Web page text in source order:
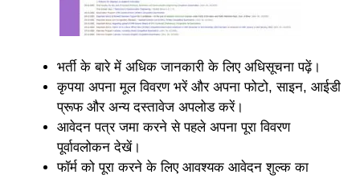
भर्ती के बारे में अधिक जानकारी के लिए अधिसूचना पढ़ें।
कृपया अपना मूल विवरण भरें और अपना फोटो, साइन, आईडी
प्रूफ और अन्य दस्तावेज अपलोड करें।
आवेदन पत्र जमा करने से पहले अपना पूरा विवरण
पूर्वावलोकन देखें।
फॉर्म को पूरा करने के लिए आवश्यक आवेदन शुल्क का